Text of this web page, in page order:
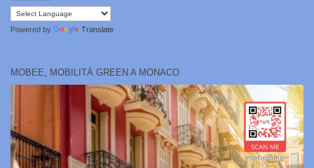
Powered by Translate
MOBEE, MOBILITÀ GREEN A MONACO